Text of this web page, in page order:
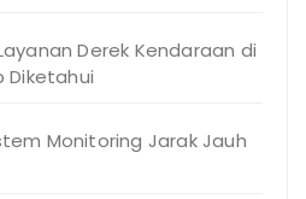
Derek Kendaraan di
Diketahui
Monitoring Jarak Jauh